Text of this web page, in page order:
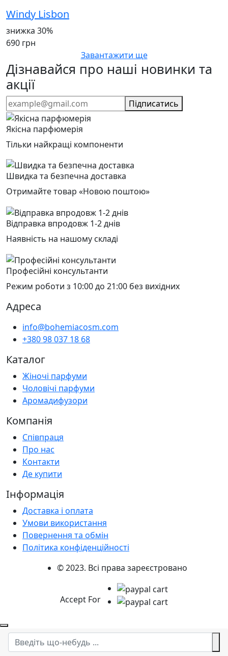
Windy Lisbon
знижка 30%
690 грн
Завантажити ще
Дізнавайся про наші новинки та
акції
Підписатись
Якісна парфюмерія
Тільки найкращі компоненти
Швидка та безпечна доставка
Отримайте товар «Новою поштою»
Відправка впродовж 1-2 днів
Наявність на нашому складі
Професійні консультанти
Режим роботи з 10:00 до 21:00 без вихідних
Адреса
info@bohemiacosm.com
+380 98 037 18 68
Каталог
Жіночі парфуми
Чоловічі парфуми
Аромадифузори
Компанія
Співпраця
Про нас
Контакти
Де купити
Інформація
Доставка і оплата
Умови використання
Повернення та обмін
Політика конфіденційності
© 2023. Всі права зареєстровано
Accept For